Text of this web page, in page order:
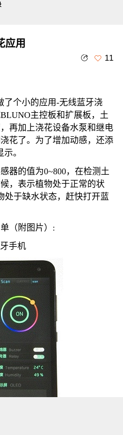
应用
11
了个小的应用-无线蓝牙浇
主控板和扩展板，土
再加上浇花设备水泵和继电
花了。为了增加动感，还添
。
器的值为0~800，在检测土
，表示植物处于正常的状
处于缺水状态，赶快打开蓝
（附图片）:
手机